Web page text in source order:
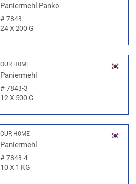
Paniermehl Panko
#7848
24 X 200 G
OUR HOME
Paniermehl
#7848-3
12 X 500 G
OUR HOME
Paniermehl
#7848-4
10 X 1 KG